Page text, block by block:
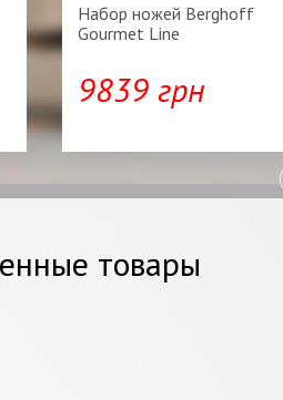
Набор ножей Berghoff
Gourmet Line
9839 грн
товары